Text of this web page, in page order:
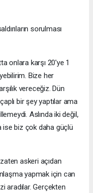
sorulması
onlara karşı 20'ye 1
Bize her
vereceğiz. Dün
bir şey yaptılar ama
Aslında iki değil,
ise biz çok daha güçlü
askeri açıdan
yapmak için can
aradılar. Gerçekten